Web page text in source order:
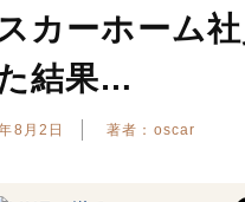
カーホーム
結果…
8月2日 著者：oscar